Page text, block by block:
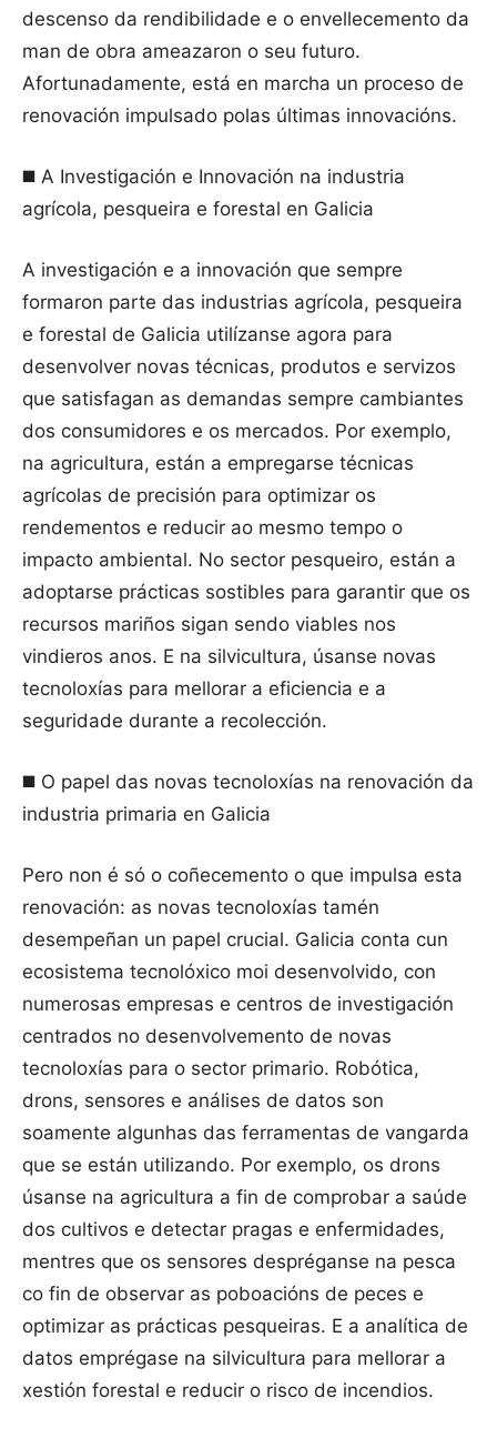
descenso da rendibilidade e o envellecemento da
man de obra ameazaron o seu futuro.
Afortunadamente, está en marcha un proceso de
renovación impulsado polas últimas innovacións.
◼️ A Investigación e Innovación na industria
agrícola, pesqueira e forestal en Galicia
A investigación e a innovación que sempre
formaron parte das industrias agrícola, pesqueira
e forestal de Galicia utilízanse agora para
desenvolver novas técnicas, produtos e servizos
que satisfagan as demandas sempre cambiantes
dos consumidores e os mercados. Por exemplo,
na agricultura, están a empregarse técnicas
agrícolas de precisión para optimizar os
rendementos e reducir ao mesmo tempo o
impacto ambiental. No sector pesqueiro, están a
adoptarse prácticas sostibles para garantir que os
recursos mariños sigan sendo viables nos
vindieros anos. E na silvicultura, úsanse novas
tecnoloxías para mellorar a eficiencia e a
seguridade durante a recolección.
◼️ O papel das novas tecnoloxías na renovación da
industria primaria en Galicia
Pero non é só o coñecemento o que impulsa esta
renovación: as novas tecnoloxías tamén
desempeñan un papel crucial. Galicia conta cun
ecosistema tecnolóxico moi desenvolvido, con
numerosas empresas e centros de investigación
centrados no desenvolvemento de novas
tecnoloxías para o sector primario. Robótica,
drons, sensores e análises de datos son
soamente algunhas das ferramentas de vangarda
que se están utilizando. Por exemplo, os drons
úsanse na agricultura a fin de comprobar a saúde
dos cultivos e detectar pragas e enfermidades,
mentres que os sensores despréganse na pesca
co fin de observar as poboacións de peces e
optimizar as prácticas pesqueiras. E a analítica de
datos emprégase na silvicultura para mellorar a
xestión forestal e reducir o risco de incendios.